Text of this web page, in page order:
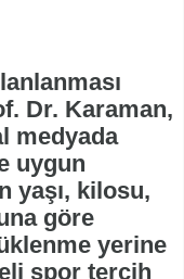
Dr. Karaman,
medyada
uygun
yaşı, kilosu,
göre
yerine
spor tercih